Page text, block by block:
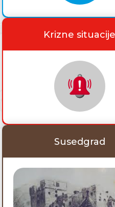
Krizne situacije
Susedgrad